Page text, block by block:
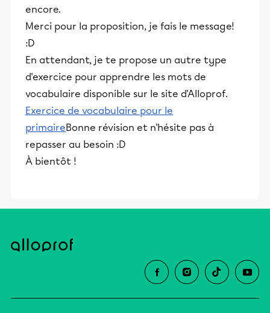
encore.
Merci pour la proposition, je fais le message!
:D
En attendant, je te propose un autre type
d'exercice pour apprendre les mots de
vocabulaire disponible sur le site d'Alloprof.
Exercice de vocabulaire pour le
primaireBonne révision et n'hésite pas à
repasser au besoin :D
À bientôt !